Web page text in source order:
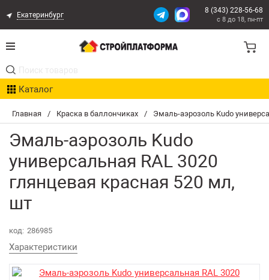
Главная / Краска в баллончиках / Эмаль-аэрозоль Kudo
Эмаль-аэрозоль Kudo
универсальная RAL 3020
глянцевая красная 520 мл,
шт
код: 286985
Характеристики
Екатеринбург
8 (343) 228-56-68
с 8 до 18, пн-пт
Каталог
Акции
Расчет доставки
Организациям
Статьи
Контакты
Возврат товара